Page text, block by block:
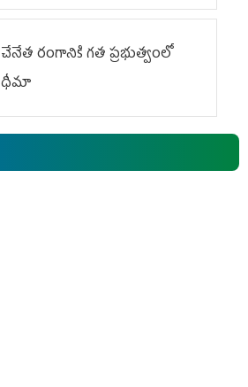
చేనేత రంగానికి గత ప్రభుత్వంలో
ధీమా